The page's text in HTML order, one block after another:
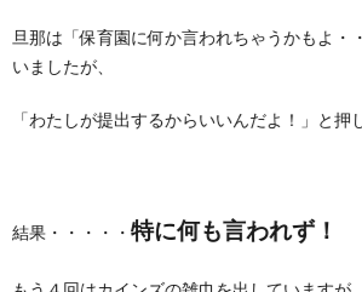
旦那は「保育園に何か言われちゃうかもよ・
いましたが、
「わたしが提出するからいいんだよ！」と押
結果・・・・・特に何も言われず！